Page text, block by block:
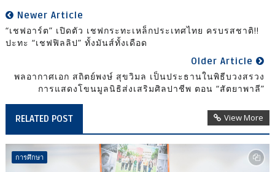
Newer Article
“เชฟอาร์ต” เปิดตัว เชฟกระทะเหล็กประเทศไทย ครบรสชาติ!!
ปะทะ “เชฟฟิลลิป” ทั้งมันส์ทั้งเดือด
Older Article
พลอากาศเอก สถิตย์พงษ์ สุขวิมล เป็นประธานในพิธีบวงสรวง
การแสดงโขนมูลนิธิส่งเสริมศิลปาชีพ ตอน “สัตยาพาลี”
RELATED POST View More
การศึกษา